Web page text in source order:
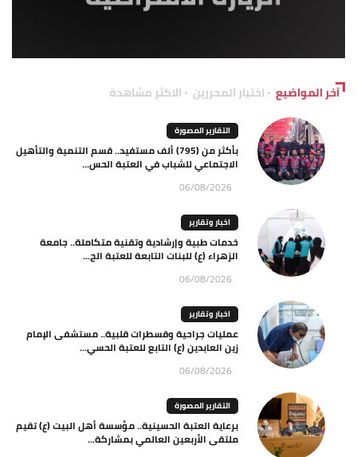
آخر المواضيع اختيار المحررين الاكثر مشاهدة
التقارير المصورة
بأكثر من (795) ألف مستفيد.. قسم التنمية والتأهيل
الاجتماعي للشباب في العتبة الحس...
06/08/2026
اخبار وتقارير
خدمات طبية وإرشادية وتقنية متكاملة.. جامعة
الزهراء (ع) للبنات التابعة للعتبة الح...
06/08/2026
اخبار وتقارير
عمليات جراحية وقسطرات قلبية.. مستشفى الإمام
زين العابدين (ع) التابع للعتبة الحسي...
06/08/2026
التقارير المصورة
برعاية العتبة الحسينية.. مؤسسة أهل البيت (ع) تقيم
ملتقى الأربعين العالمي بمشاركة...